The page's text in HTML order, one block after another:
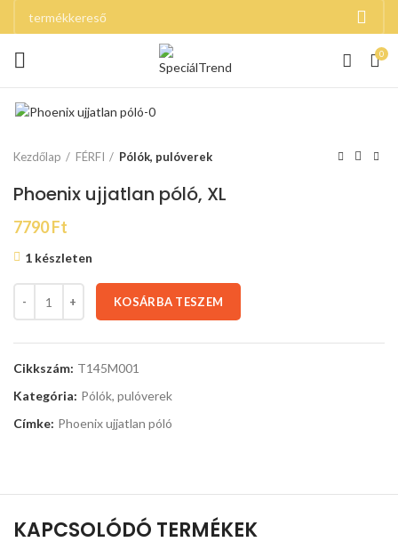
0
Kezdőlap FÉRFI Pólók, pulóverek
Phoenix ujjatlan póló, XL
7790Ft
1 készleten
KOSÁRBA TESZEM
Cikkszám: T145M001
Kategória: Pólók, pulóverek
Címke: Phoenix ujjatlan póló
KAPCSOLÓDÓ TERMÉKEK